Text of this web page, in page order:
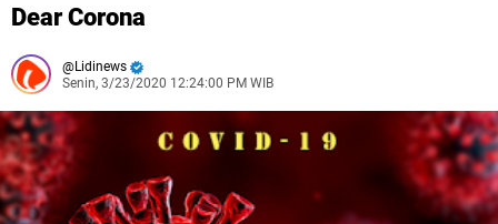
Dear Corona
Lidinews
Senin, 3/23/2020 12:24:00 PM WIB